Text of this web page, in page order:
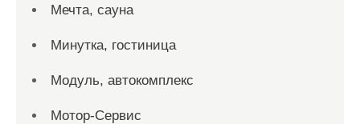
Мечта, сауна
Минутка, гостиница
Модуль, автокомплекс
Мотор-Сервис